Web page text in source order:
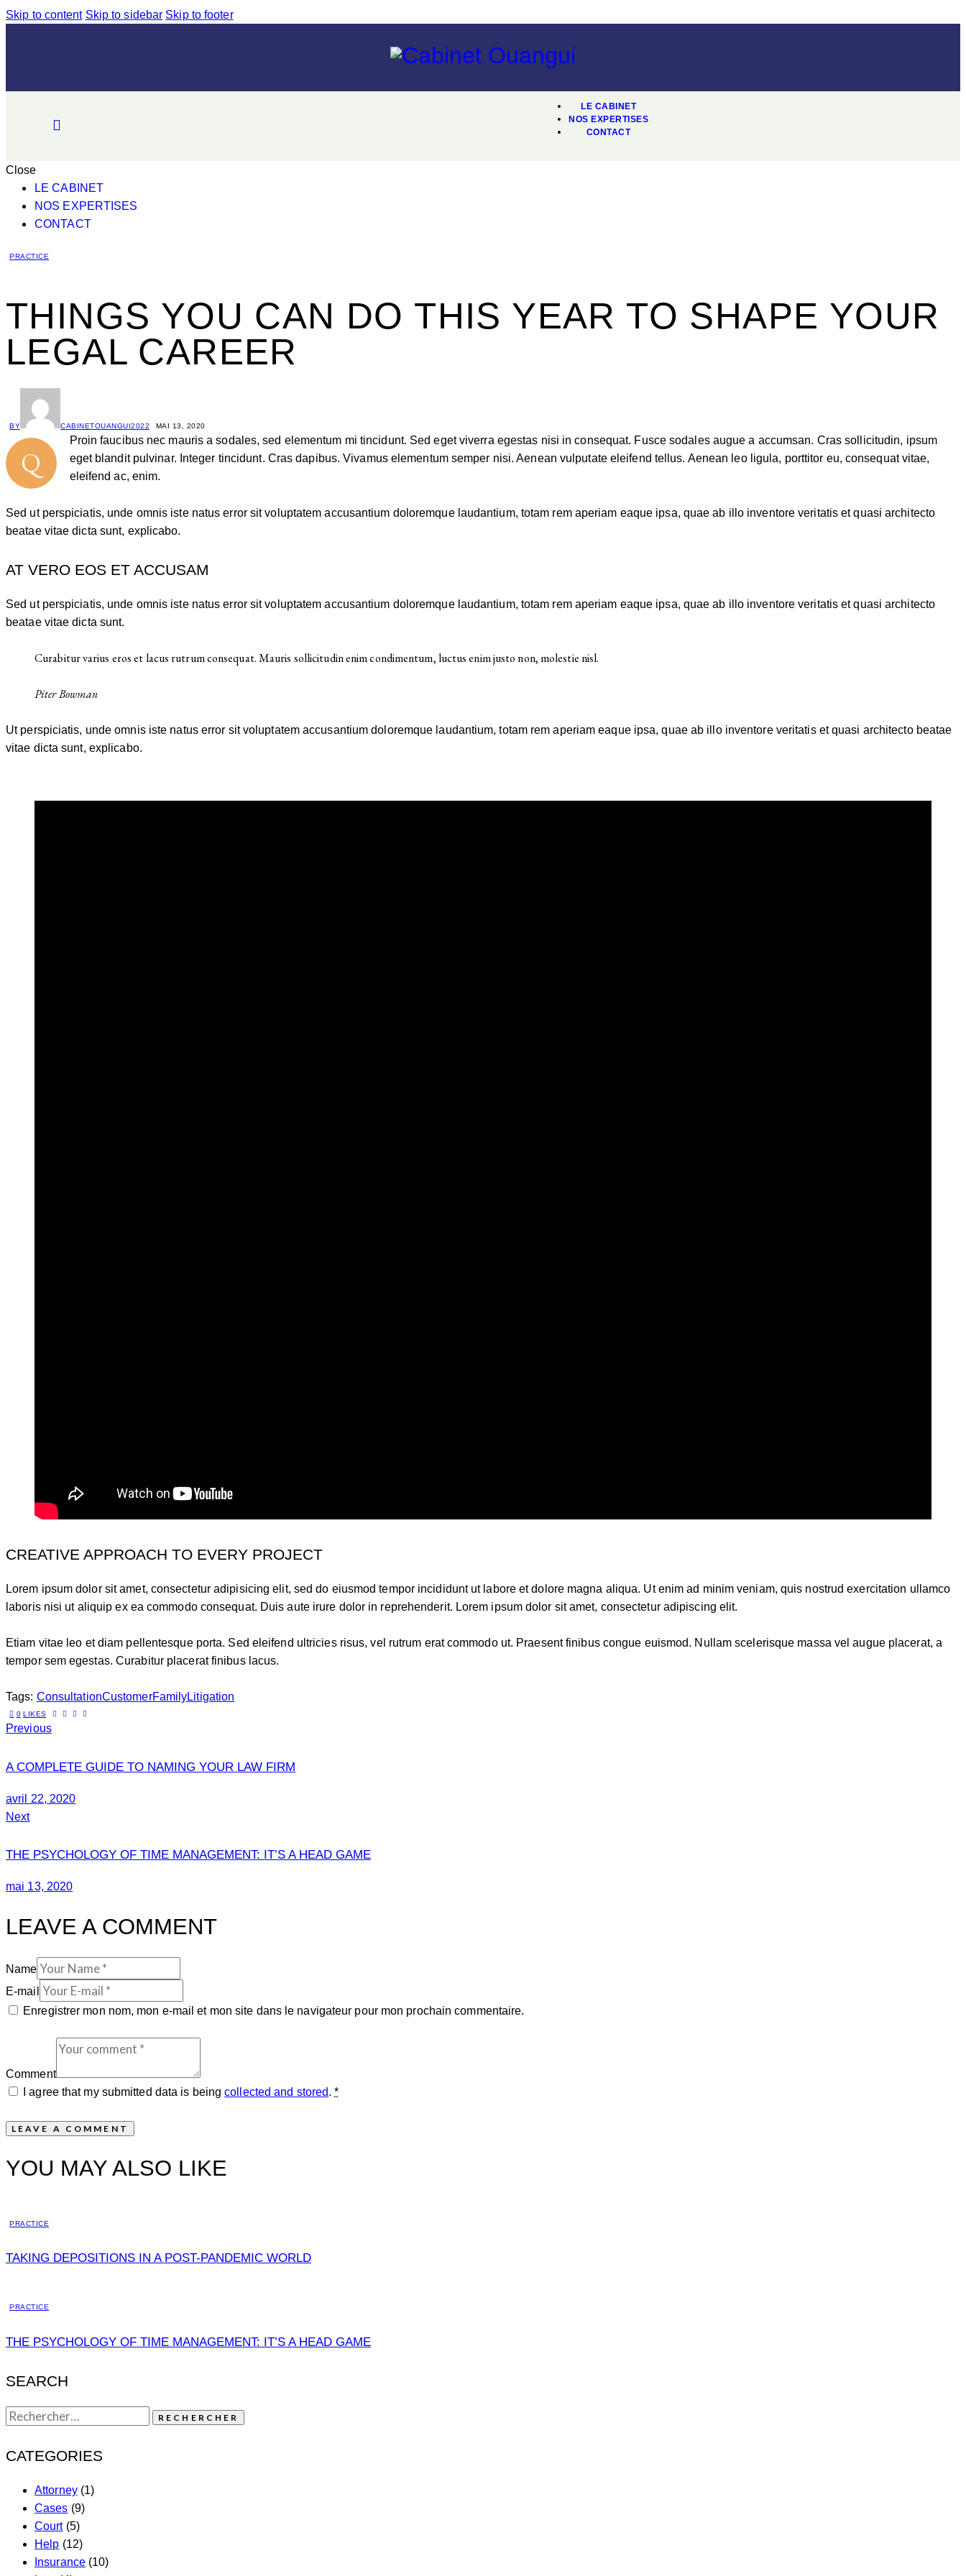
Skip to content Skip to sidebar Skip to footer
LE CABINET
NOS EXPERTISES
CONTACT
Close
LE CABINET
NOS EXPERTISES
CONTACT
PRACTICE
THINGS YOU CAN DO THIS YEAR TO SHAPE YOUR
LEGAL CAREER
BY CABINETOUANGUI2022 MAI 13, 2020
Q
Proin faucibus nec mauris a sodales, sed elementum mi tincidunt. Sed eget viverra egestas nisi in consequat. Fusce sodales augue a accumsan. Cras sollicitudin, ipsum
eget blandit pulvinar. Integer tincidunt. Cras dapibus. Vivamus elementum semper nisi. Aenean vulputate eleifend tellus. Aenean leo ligula, porttitor eu, consequat vitae,
eleifend ac, enim.
Sed ut perspiciatis, unde omnis iste natus error sit voluptatem accusantium doloremque laudantium, totam rem aperiam eaque ipsa, quae ab illo inventore veritatis et quasi architecto
beatae vitae dicta sunt, explicabo.
AT VERO EOS ET ACCUSAM
Sed ut perspiciatis, unde omnis iste natus error sit voluptatem accusantium doloremque laudantium, totam rem aperiam eaque ipsa, quae ab illo inventore veritatis et quasi architecto
beatae vitae dicta sunt.
Curabitur varius eros et lacus rutrum consequat. Mauris sollicitudin enim condimentum, luctus enim justo non, molestie nisl.
Piter Bowman
Ut perspiciatis, unde omnis iste natus error sit voluptatem accusantium doloremque laudantium, totam rem aperiam eaque ipsa, quae ab illo inventore veritatis et quasi architecto beatae
vitae dicta sunt, explicabo.
CREATIVE APPROACH TO EVERY PROJECT
Lorem ipsum dolor sit amet, consectetur adipisicing elit, sed do eiusmod tempor incididunt ut labore et dolore magna aliqua. Ut enim ad minim veniam, quis nostrud exercitation ullamco
laboris nisi ut aliquip ex ea commodo consequat. Duis aute irure dolor in reprehenderit. Lorem ipsum dolor sit amet, consectetur adipiscing elit.
Etiam vitae leo et diam pellentesque porta. Sed eleifend ultricies risus, vel rutrum erat commodo ut. Praesent finibus congue euismod. Nullam scelerisque massa vel augue placerat, a
tempor sem egestas. Curabitur placerat finibus lacus.
Tags: ConsultationCustomerFamilyLitigation
0 LIKES
Previous
A COMPLETE GUIDE TO NAMING YOUR LAW FIRM
avril 22, 2020
Next
THE PSYCHOLOGY OF TIME MANAGEMENT: IT’S A HEAD GAME
mai 13, 2020
LEAVE A COMMENT
Name
E-mail
Enregistrer mon nom, mon e-mail et mon site dans le navigateur pour mon prochain commentaire.
Comment
I agree that my submitted data is beingcollected and stored.*
YOU MAY ALSO LIKE
PRACTICE
TAKING DEPOSITIONS IN A POST-PANDEMIC WORLD
PRACTICE
THE PSYCHOLOGY OF TIME MANAGEMENT: IT’S A HEAD GAME
SEARCH
CATEGORIES
Attorney(1)
Cases (9)
Court(5)
Help (12)
Insurance(10)